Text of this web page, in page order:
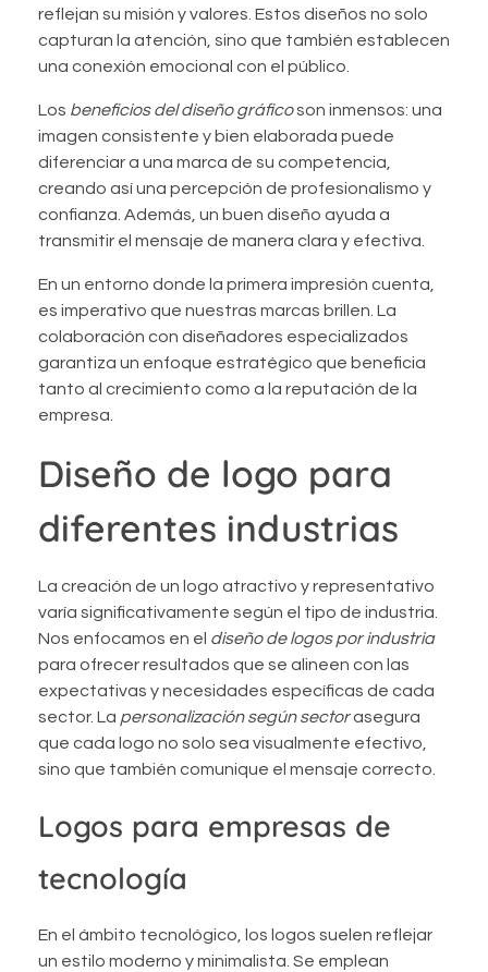
reflejan su misión y valores. Estos diseños no solo
capturan la atención, sino que también establecen
una conexión emocional con el público.
Los beneficios del diseño gráficoson inmensos: una
imagen consistente y bien elaborada puede
diferenciar a una marca de su competencia,
creando así una percepción de profesionalismo y
confianza. Además, un buen diseño ayuda a
transmitir el mensaje de manera clara y efectiva.
En un entorno donde la primera impresión cuenta,
es imperativo que nuestras marcas brillen. La
colaboración con diseñadores especializados
garantiza un enfoque estratégico que beneficia
tanto al crecimiento como a la reputación de la
empresa.
Diseño de logo para
diferentes industrias
La creación de un logo atractivo y representativo
varía significativamente según el tipo de industria.
Nos enfocamos en el diseño de logos por industria
para ofrecer resultados que se alineen con las
expectativas y necesidades específicas de cada
sector. La personalización según sectorasegura
que cada logo no solo sea visualmente efectivo,
sino que también comunique el mensaje correcto.
Logos para empresas de
tecnología
En el ámbito tecnológico, los logos suelen reflejar
un estilo moderno y minimalista. Se emplean